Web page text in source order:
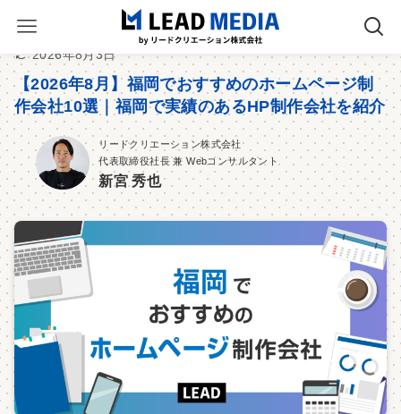
2026年8月3日
【2026年8月】福岡でおすすめのホームページ制
作会社10選｜福岡で実績のあるHP制作会社を紹介
リードクリエーション株式会社
代表取締役社長 兼 Webコンサルタント
新宮 秀也